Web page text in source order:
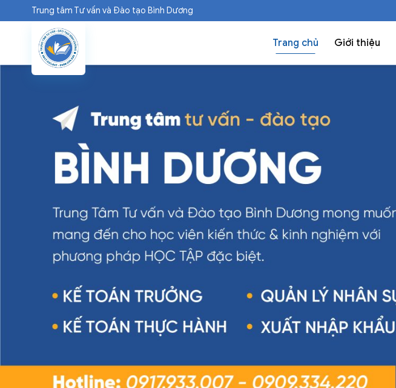
Chuyển
đến
Trung tâm Tư vấn và Đào tạo Bình Dương
Trang chủ Giới thiệu